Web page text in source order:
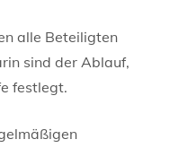
alle Beteiligten
sind der Ablauf,
festlegt.